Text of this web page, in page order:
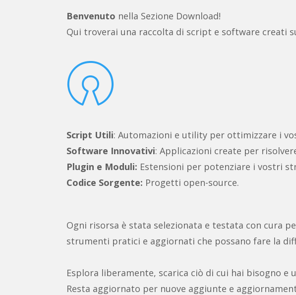
Benvenuto nella Sezione Download!
Qui troverai una raccolta di script e software creati

Script Utili: Automazioni e utility per ottimizzare i
Software Innovativi: Applicazioni create per
Plugin e Moduli: Estensioni per potenziare i vostri
Codice Sorgente: Progetti open-source.
Ogni risorsa è stata selezionata e testata con cura
strumenti pratici e aggiornati che possano fare la
Esplora liberamente, scarica ciò di cui hai bisogno
Resta aggiornato per nuove aggiunte e